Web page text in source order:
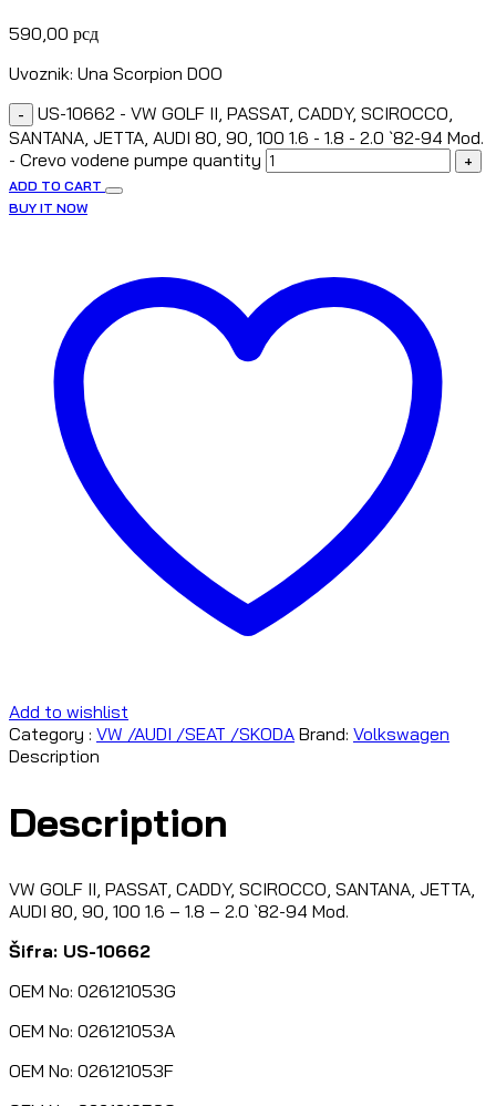
590,00 рсд
Uvoznik: Una Scorpion DOO
-
US-10662 - VW GOLF II, PASSAT, CADDY, SCIROCCO,
SANTANA, JETTA, AUDI 80, 90, 100 1.6 - 1.8 - 2.0 `82-94 Mod.
- Crevo vodene pumpe quantity
+
ADD TO CART
BUY IT NOW
Add to wishlist
Category : VW /AUDI /SEAT /SKODA Brand: Volkswagen
Description
Description
VW GOLF II, PASSAT, CADDY, SCIROCCO, SANTANA, JETTA,
AUDI 80, 90, 100 1.6 – 1.8 – 2.0 `82-94 Mod.
Šifra: US-10662
OEM No: 026121053G
OEM No: 026121053A
OEM No: 026121053F